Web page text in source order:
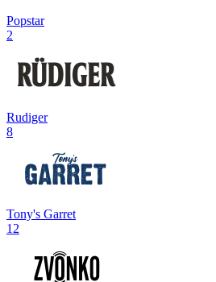
Popstar
2
Rudiger
8
Tony's Garret
12